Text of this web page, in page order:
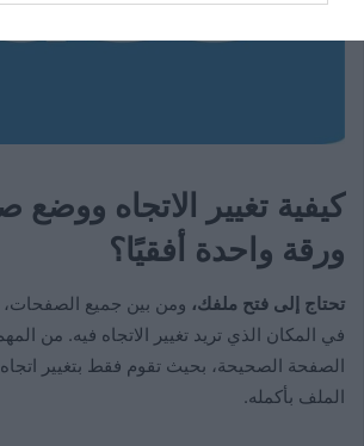
كيفية تغيير الاتجاه ووضع
ورقة واحدة أفقيًا؟
تحتاج إلى فتح ملفك، ومن بين جميع
في المكان الذي تريد تغيير الاتجاه فيه. من
الصفحة الصحيحة، بحيث تقوم فقط بتغيير
الملف بأكمله.